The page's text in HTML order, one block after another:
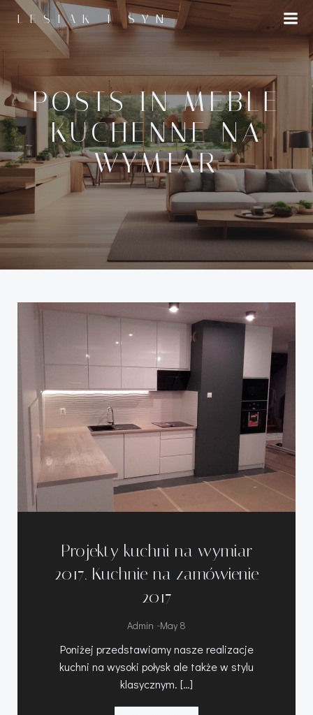
Skip
to
LESIAK I SYN
POSTS IN MEBLE
KUCHENNE NA
WYMIAR
Projekty kuchni na wymiar
2017. Kuchnie na zamówienie
2017
Admin -May 8
Poniżej przedstawiamy nasze realizacje
kuchni na wysoki połysk ale także w stylu
klasycznym. […]